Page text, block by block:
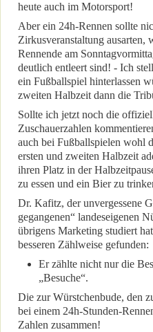
heute auch im Motorsport!
Aber ein 24h-Rennen sollte
Zirkusveranstaltung ausarten,
Rennende am
deutlich entleert sind! - Ich
ein Fußballspiel hinterlassen
zweiten Halbzeit dann die
Sollte ich jetzt noch die
Zuschauerzahlen
auch bei Fußballspielen wohl
ersten und zweiten Halbzeit
ihren Platz in der
zu essen und ein Bier zu
Dr. Kafitz, der unvergessene
gegangenen“ landeseigenen
übrigens Marketing studiert
besseren Zählweise gefunden:
Er zählte nicht nur die
„Besuche“.
Die zur Würstchenbude, den
bei einem 24h-Stunden-
Zahlen zusammen!